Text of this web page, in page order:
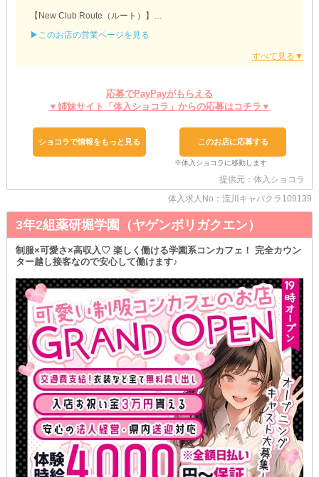
【New Club Route（ルート）】
～経験者さんは優遇します～
これまでの時給や待遇を最大限考慮し、より良い条件をご提案しま
当店は土曜日も営業しているため、効率良く稼ぎたいという方にも
持って来いのお店です！
平日以上にたくさんのお客様がご来店される週末に、バックをたく
さんGETして素早く高収入を叶えられますよ◎
～『送り』あり～
終電の時間を気にすることなく働ける特典！
退勤後は、安全運転でご自宅や最寄り駅まで送り届けます◎
夜中でも楽に帰宅できるので、ぜひご利用ください。
＊複数回体入OK＊
お店の雰囲気は、体験入店で確認できます！
ぜひ一度体入してみてください◎
たくさんのご応募をお待ちしています。
▶このお店の営業ページを見る
応募でPayPayがもらえる
▼姉妹サイト「体入ショコラ」からの応募はコチラ▼
ショコラで情報をもっと見る このお店に応募する
提供元：体入ショコラ
体入求人No：流川キャバクラ109139
3年2組薬研堀学園（ヤゲンボリガクエン）
制服×可愛さ×高収入♡ 楽しく働ける学園系コンカフェ！ 完全カウン
ター越し接客なので安心して働けます♪